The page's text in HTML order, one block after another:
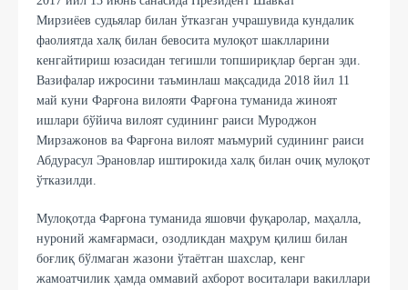
Мирзиёев судьялар билан ўтказган учрашувида кундалик
фаолиятда халқ билан бевосита мулоқот шаклларини
кенгайтириш юзасидан тегишли топшириқлар берган эди.
Вазифалар ижросини таъминлаш мақсадида 2018 йил 11
май куни Фарғона вилояти Фарғона туманида жиноят
ишлари бўйича вилоят судининг раиси Муроджон
Мирзажонов ва Фарғона вилоят маъмурий судининг раиси
Абдурасул Эрановлар иштирокида халқ билан очиқ мулоқот
ўтказилди.
Мулоқотда Фарғона туманида яшовчи фуқаролар, маҳалла,
нуроний жамғармаси, озодликдан маҳрум қилиш билан
боғлиқ бўлмаган жазони ўтаётган шахслар, кенг
жамоатчилик ҳамда оммавий ахборот воситалари вакиллари